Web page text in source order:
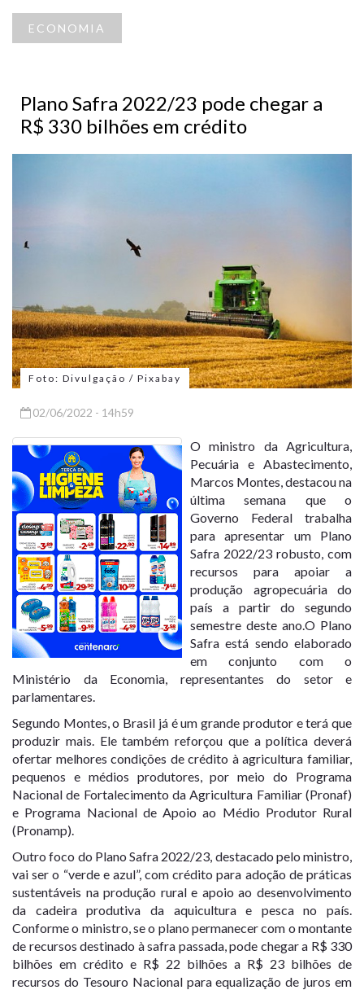
ECONOMIA
Plano Safra 2022/23 pode chegar a
R$ 330 bilhões em crédito
Foto: Divulgação / Pixabay
02/06/2022 - 14h59
O ministro da Agricultura,
Pecuária e Abastecimento,
Marcos Montes, destacou na
última semana que o
Governo Federal trabalha
para apresentar um Plano
Safra 2022/23 robusto, com
recursos para apoiar a
produção agropecuária do
país a partir do segundo
semestre deste ano.O Plano
Safra está sendo elaborado
em conjunto com o
Ministério da Economia, representantes do setor e
parlamentares.
Segundo Montes, o Brasil já é um grande produtor e terá que
produzir mais. Ele também reforçou que a política deverá
ofertar melhores condições de crédito à agricultura familiar,
pequenos e médios produtores, por meio do Programa
Nacional de Fortalecimento da Agricultura Familiar (Pronaf)
e Programa Nacional de Apoio ao Médio Produtor Rural
(Pronamp).
Outro foco do Plano Safra 2022/23, destacado pelo ministro,
vai ser o “verde e azul”, com crédito para adoção de práticas
sustentáveis na produção rural e apoio ao desenvolvimento
da cadeira produtiva da aquicultura e pesca no país.
Conforme o ministro, se o plano permanecer com o montante
de recursos destinado à safra passada, pode chegar a R$ 330
bilhões em crédito e R$ 22 bilhões a R$ 23 bilhões de
recursos do Tesouro Nacional para equalização de juros em